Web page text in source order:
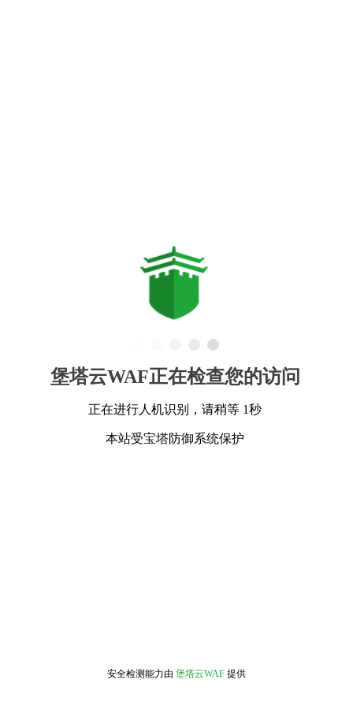
堡塔云WAF正在检查您的访问
正在进行人机识别，请稍等 1秒
本站受宝塔防御系统保护
安全检测能力由 堡塔云WAF 提供